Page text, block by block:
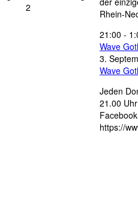
2
Rhein-
21:00 -
Wave
3.
Wave
Jeden
21.00
https://